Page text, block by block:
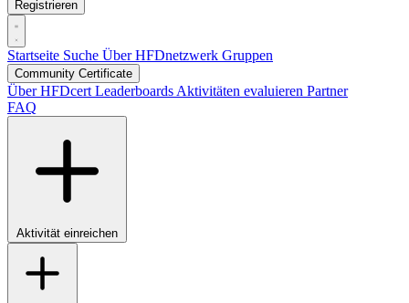
Registrieren
Startseite Suche Über HFDnetzwerk Gruppen
Community Certificate
Über HFDcert Leaderboards Aktivitäten evaluieren Partner
FAQ
Aktivität einreichen